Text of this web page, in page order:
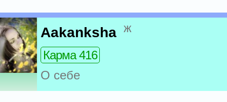
Aakanksha ж
Карма 416
О себе